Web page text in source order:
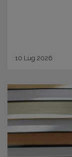
10 Lug 2026